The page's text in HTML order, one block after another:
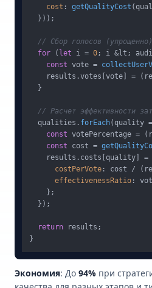
cost : getQualityCost
  }));
// Сбор голосов (упрощенно)
for ( let i = 0 ; i &lt;
const vote =
    results.
votes [vote] =
  }
// Расчет эффективности
  qualities.
forEach(quality
const votePercentage =
const cost =
    results.
costs [quality] =
costPerVote : cost /
effectivenessRatio :
    };
  });
return results;
Экономия: До 94% при